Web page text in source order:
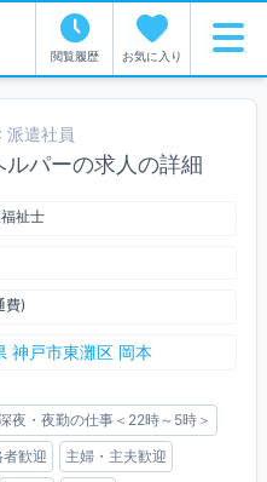
お気に入り
閲覧履歴
遣社員
パーの求人の詳細
祉士
費)
神戸市東灘区 岡本
夜・夜勤の仕事＜22時～5時＞
歓迎
主婦・主夫歓迎